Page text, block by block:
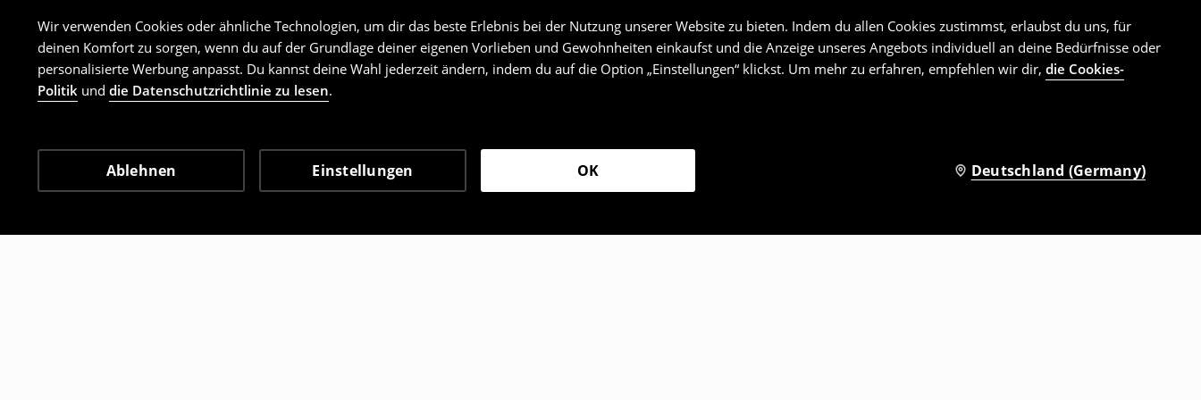
Wir verwenden Cookies oder ähnliche Technologien, um dir das beste Erlebnis bei der Nutzung unserer Website zu bieten. Indem du allen Cookies zustimmst, erlaubst du uns, für
deinen Komfort zu sorgen, wenn du auf der Grundlage deiner eigenen Vorlieben und Gewohnheiten einkaufst und die Anzeige unseres Angebots individuell an deine Bedürfnisse oder
personalisierte Werbung anpasst. Du kannst deine Wahl jederzeit ändern, indem du auf die Option „Einstellungen“ klickst. Um mehr zu erfahren, empfehlen wir dir, die Cookies-
Politik und die Datenschutzrichtlinie zu lesen.
Ablehnen Einstellungen OK Deutschland (Germany)